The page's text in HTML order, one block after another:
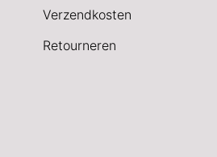
Verzendkosten
Retourneren